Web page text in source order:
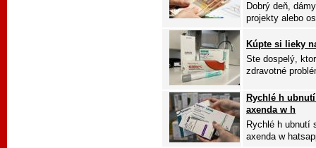
Dobrý deň,
projekty alebo
Kúpte si lieky
Ste dospelý,
zdravotné
Rychlé h
axenda w h
Rychlé h ubnutí
axenda w